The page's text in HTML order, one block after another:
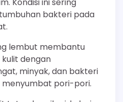
Kondisi ini sering
bakteri pada
lembut membantu
dengan
minyak, dan bakteri
pori-pori.